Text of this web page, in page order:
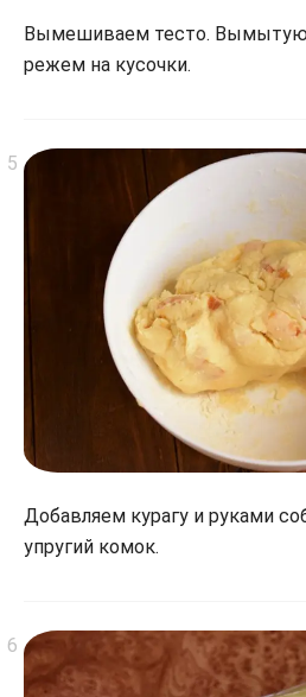
Вымешиваем тесто. Вымытую
режем на кусочки.
Добавляем курагу и руками
упругий комок.